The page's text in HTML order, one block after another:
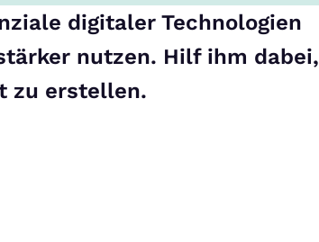
digitaler Technologien
nutzen. Hilf ihm dabei,
zu erstellen.